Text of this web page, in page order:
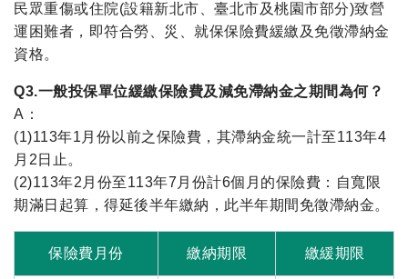
民眾重傷或住院(設籍新北市、臺北市及桃園市部分)致營
運困難者，即符合勞、災、就保保險費緩繳及免徵滯納金
資格。
Q3.一般投保單位緩繳保險費及減免滯納金之期間為何？
A：
(1)113年1月份以前之保險費，其滯納金統一計至113年4
月2日止。
(2)113年2月份至113年7月份計6個月的保險費：自寬限
期滿日起算，得延後半年繳納，此半年期間免徵滯納金。
保險費月份 繳納期限 繳緩期限